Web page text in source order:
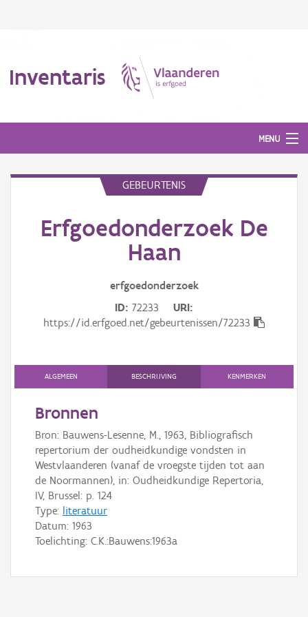
Inventaris
MENU
Aanduidingsobject
Gebeurtenis
Downloads
Hergebruik
Aanmelden
GEBEURTENIS
Erfgoedonderzoek De
Haan
erfgoedonderzoek
ID 72233
URI
https://id.erfgoed.net/gebeurtenissen/72233
ALGEMEEN BESCHRIJVING KENMERKEN
Bronnen
Bron: Bauwens-Lesenne, M., 1963, Bibliografisch
repertorium der oudheidkundige vondsten in
Westvlaanderen (vanaf de vroegste tijden tot aan
de Noormannen), in: Oudheidkundige Repertoria,
IV, Brussel: p. 124
Type: literatuur
Datum: 1963
Toelichting: C.K.:Bauwens:1963a